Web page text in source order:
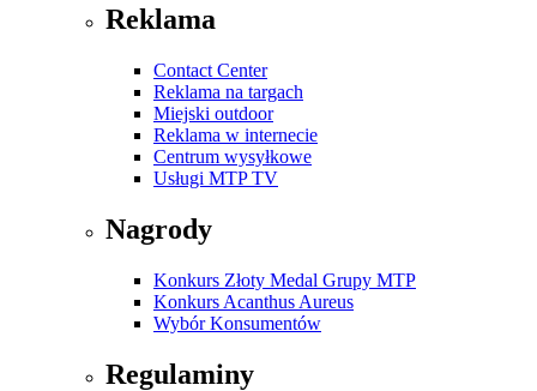
Reklama
Contact Center
Reklama na targach
Miejski outdoor
Reklama w internecie
Centrum wysyłkowe
Usługi MTP TV
Nagrody
Konkurs Złoty Medal Grupy MTP
Konkurs Acanthus Aureus
Wybór Konsumentów
Regulaminy